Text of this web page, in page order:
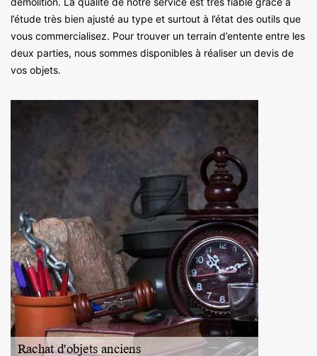
l’étude très bien ajusté au type et surtout à l’état des outils que
vous commercialisez. Pour trouver un terrain d’entente entre les
deux parties, nous sommes disponibles à réaliser un devis de
vos objets.